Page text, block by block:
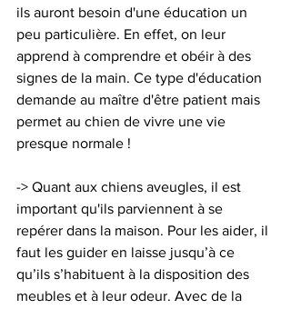
ils auront besoin d'une éducation un
peu particulière. En effet, on leur
apprend à comprendre et obéir à des
signes de la main. Ce type d'éducation
demande au maître d'être patient mais
permet au chien de vivre une vie
presque normale !
-> Quant aux chiens aveugles, il est
important qu'ils parviennent à se
repérer dans la maison. Pour les aider, il
faut les guider en laisse jusqu’à ce
qu’ils s’habituent à la disposition des
meubles et à leur odeur. Avec de la